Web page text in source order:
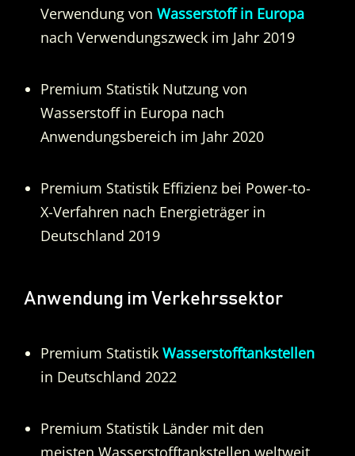
Verwendung von Wasserstoff in Europa
nach Verwendungszweck im Jahr 2019
Premium Statistik Nutzung von
Wasserstoff in Europa nach
Anwendungsbereich im Jahr 2020
Premium Statistik Effizienz bei Power-to-
X-Verfahren nach Energieträger in
Deutschland 2019
Anwendung im Verkehrssektor
Premium Statistik Wasserstofftankstellen
in Deutschland 2022
Premium Statistik Länder mit den
meisten Wasserstofftankstellen weltweit